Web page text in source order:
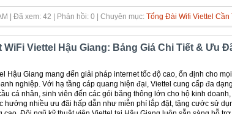
| Đã xem: 42 | Phản hồi: 0 | Chuyên mục: Tổng Đài Wifi Viettel Cần
WiFi Viettel Hậu Giang: Bảng Giá Chi Tiết & Ưu
Hậu Giang mang đến giải pháp internet tốc độ cao, ổn định cho
nghiệp. Với hạ tầng cáp quang hiện đại, Viettel cung cấp đa
cá nhân, sinh viên đến các gói băng thông lớn cho hộ kinh doanh,
hưởng nhiều ưu đãi hấp dẫn như miễn phí lắp đặt, tặng cước sử